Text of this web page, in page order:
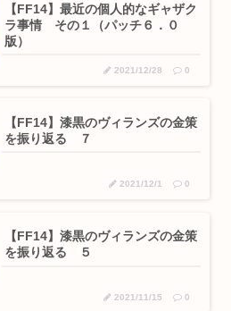
【FF14】最近の個人的なギャザク
ラ事情 その１（パッチ６．０
版）
2021/12/28 0
【FF14】漆黒のヴィランズの金策
を振り返る ７
2021/12/1 0
【FF14】漆黒のヴィランズの金策
を振り返る ５
2021/11/15 0